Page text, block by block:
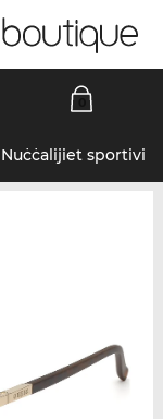
Nuċċalijiet sportivi